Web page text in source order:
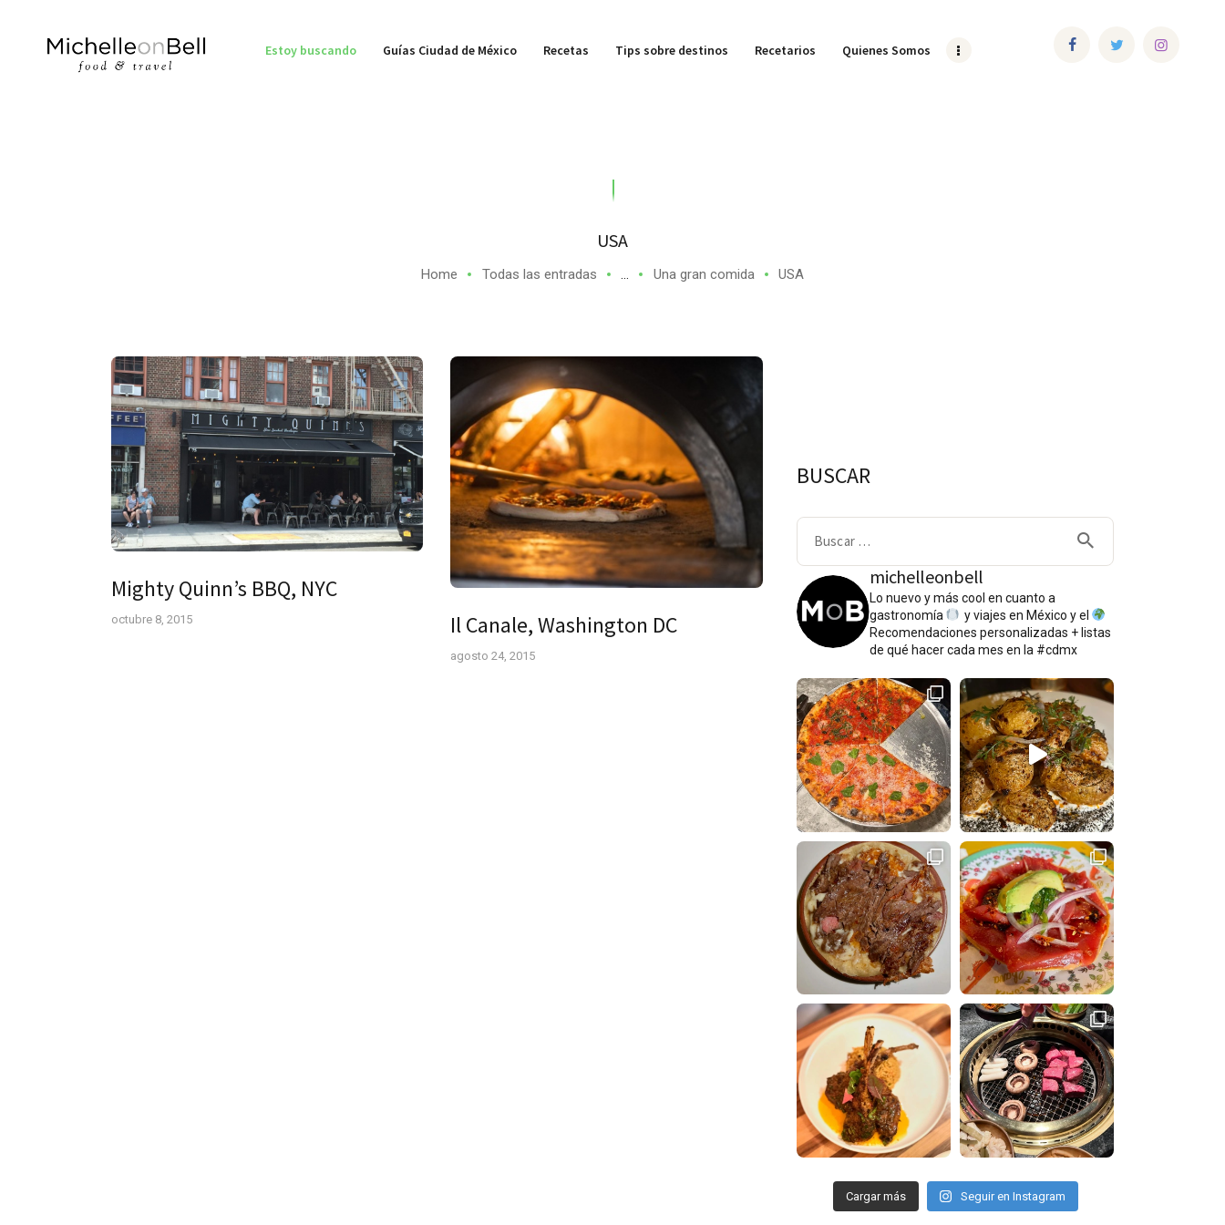
Estoy buscando Guías Ciudad de México Recetas Tips sobre destinos Recetarios Quienes Somos
USA
Home Todas las entradas ... Una gran comida USA
Mighty Quinn’s BBQ, NYC
octubre 8, 2015 Il Canale, Washington DC
agosto 24, 2015
BUSCAR
michelleonbell
Lo nuevo y más cool en cuanto a
gastronomía
y viajes en México y el
Recomendaciones personalizadas + listas
de qué hacer cada mes en la #cdmx
Cargar más Seguir en Instagram